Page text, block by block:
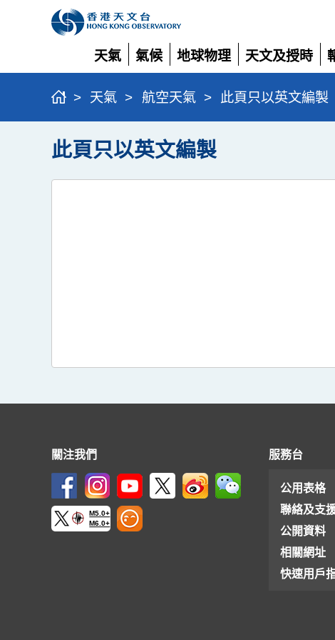
天氣
展
開
氣候
展
開
地球物理
展
開
天文及授時
展
開
開
> 天氣 > 航空天氣 > 此頁只以英文編製
此頁只以英文編製
關注我們
M5.0+
M6.0+
服務台
公用表格
聯絡及支
公開資料
相關網址
快速用戶